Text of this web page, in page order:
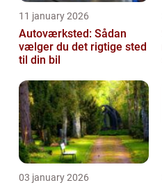
11 january 2026
Autoværksted: Sådan
vælger du det rigtige sted
til din bil
03 january 2026